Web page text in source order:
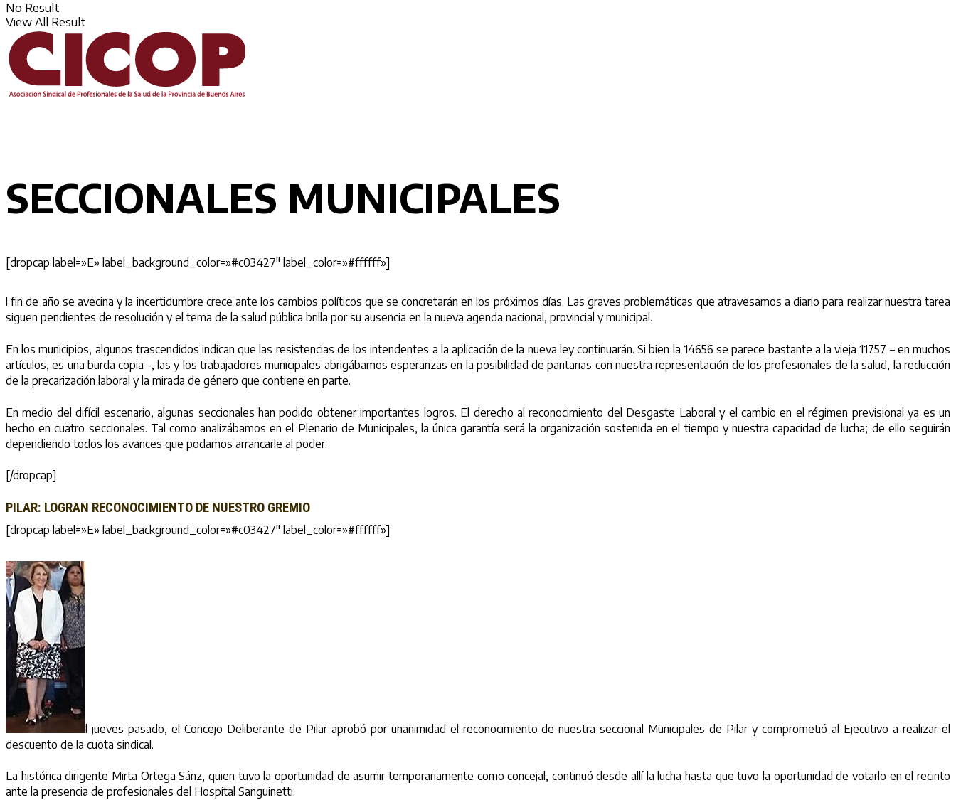
No Result
View All Result
SECCIONALES MUNICIPALES
[dropcap label=»E» label_background_color=»#c03427″ label_color=»#ffffff»]
l fin de año se avecina y la incertidumbre crece ante los cambios políticos que se concretarán en los próximos días. Las graves problemáticas que atravesamos a diario para realizar nuestra tarea
siguen pendientes de resolución y el tema de la salud pública brilla por su ausencia en la nueva agenda nacional, provincial y municipal.
En los municipios, algunos trascendidos indican que las resistencias de los intendentes a la aplicación de la nueva ley continuarán. Si bien la 14656 se parece bastante a la vieja 11757 – en muchos
artículos, es una burda copia -, las y los trabajadores municipales abrigábamos esperanzas en la posibilidad de paritarias con nuestra representación de los profesionales de la salud, la reducción
de la precarización laboral y la mirada de género que contiene en parte.
En medio del difícil escenario, algunas seccionales han podido obtener importantes logros. El derecho al reconocimiento del Desgaste Laboral y el cambio en el régimen previsional ya es un
hecho en cuatro seccionales. Tal como analizábamos en el Plenario de Municipales, la única garantía será la organización sostenida en el tiempo y nuestra capacidad de lucha; de ello seguirán
dependiendo todos los avances que podamos arrancarle al poder.
[/dropcap]
PILAR: LOGRAN RECONOCIMIENTO DE NUESTRO GREMIO
[dropcap label=»E» label_background_color=»#c03427″ label_color=»#ffffff»]
l jueves pasado, el Concejo Deliberante de Pilar aprobó por unanimidad el reconocimiento de nuestra seccional Municipales de Pilar y comprometió al Ejecutivo a realizar el
descuento de la cuota sindical.
La histórica dirigente Mirta Ortega Sánz, quien tuvo la oportunidad de asumir temporariamente como concejal, continuó desde allí la lucha hasta que tuvo la oportunidad de votarlo en el recinto
ante la presencia de profesionales del Hospital Sanguinetti.